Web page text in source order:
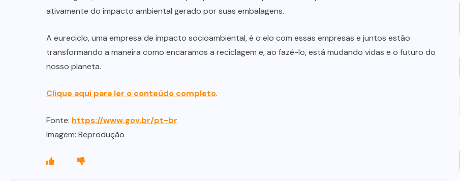
ativamente do impacto ambiental gerado por suas embalagens.
A eureciclo, uma empresa de impacto socioambiental, é o elo com essas empresas e juntos estão
transformando a maneira como encaramos a reciclagem e, ao fazê-lo, está mudando vidas e o futuro do
nosso planeta.
Clique aqui para ler o conteúdo completo.
Fonte: https://www.gov.br/pt-br
Imagem: Reprodução